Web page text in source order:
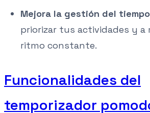
Mejora la gestión del tiempo
priorizar tus actividades y a
ritmo constante.
Funcionalidades del
temporizador